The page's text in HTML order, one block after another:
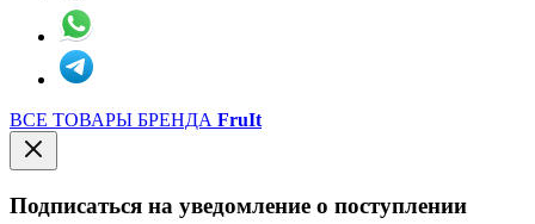
ВСЕ ТОВАРЫ БРЕНДА FruIt
Подписаться на уведомление о поступлении